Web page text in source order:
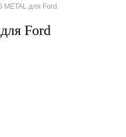
METAL для Ford
Ford